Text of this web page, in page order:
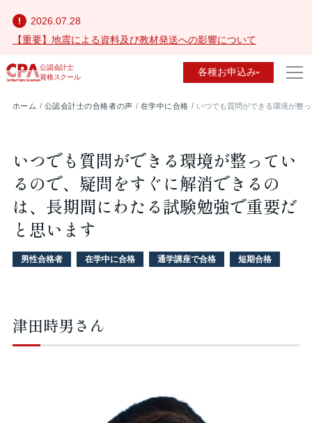
2026.07.28
【重要】地震による資料及び教材発送への影響について
公認会計士
資格スクール
各種お申込み
ホーム 公認会計士の合格者の声 在学中に合格 いつでも質問ができる環境が整
いつでも質問ができる環境が整ってい
るので、疑問をすぐに解消できるの
は、長期間にわたる試験勉強で重要だ
と思います
男性合格者 在学中に合格 通学講座で合格 短期合格
津田時男さん